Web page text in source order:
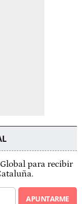
para recibir
APUNTARME